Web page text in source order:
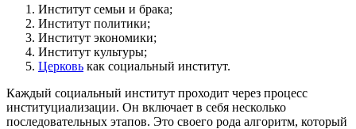
Институт семьи и брака;
Институт политики;
Институт экономики;
Институт культуры;
Церковь как социальный институт.
Каждый социальный институт проходит через процесс
институциализации. Он включает в себя несколько
последовательных этапов. Это своего рода алгоритм, который